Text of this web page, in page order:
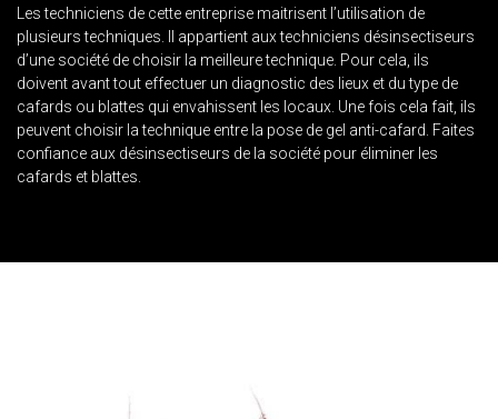
Les techniciens de cette entreprise maitrisent l’utilisation de
plusieurs techniques. Il appartient aux techniciens désinsectiseurs
d’une société de choisir la meilleure technique. Pour cela, ils
doivent avant tout effectuer un diagnostic des lieux et du type de
cafards ou blattes qui envahissent les locaux. Une fois cela fait, ils
peuvent choisir la technique entre la pose de gel anti-cafard. Faites
confiance aux désinsectiseurs de la société pour éliminer les
cafards et blattes.